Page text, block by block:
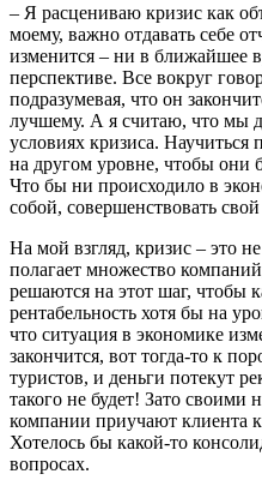
– Я расцениваю кризис как
моему, важно отдавать себе
изменится – ни в ближайшее
перспективе. Все вокруг
подразумевая, что он
лучшему. А я считаю, что мы
условиях кризиса. Научиться
на другом уровне, чтобы они
Что бы ни происходило в
собой, совершенствовать
На мой взгляд, кризис – это
полагает множество
решаются на этот шаг, чтобы
рентабельность хотя бы на
что ситуация в экономике
закончится, вот тогда-то к
туристов, и деньги потекут
такого не будет! Зато
компании приучают клиента
Хотелось бы какой-то
вопросах.